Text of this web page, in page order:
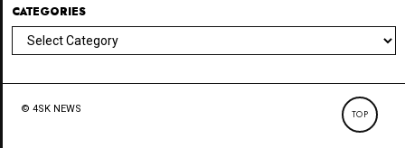
CATEGORIES
Categories
© 4SK NEWS TOP